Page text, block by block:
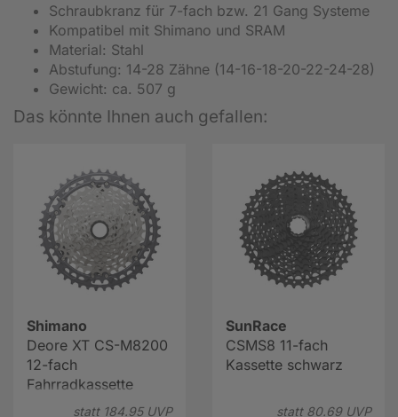
Schraubkranz für 7-fach bzw. 21 Gang Systeme
Kompatibel mit Shimano und SRAM
Material: Stahl
Abstufung: 14-28 Zähne (14-16-18-20-22-24-28)
Gewicht: ca. 507 g
Das könnte Ihnen auch gefallen:
Shimano
Deore XT CS-M8200
12-fach
Fahrradkassette
statt 184.95UVP
SunRace
CSMS8 11-fach
Kassette schwarz
statt 80.69UVP